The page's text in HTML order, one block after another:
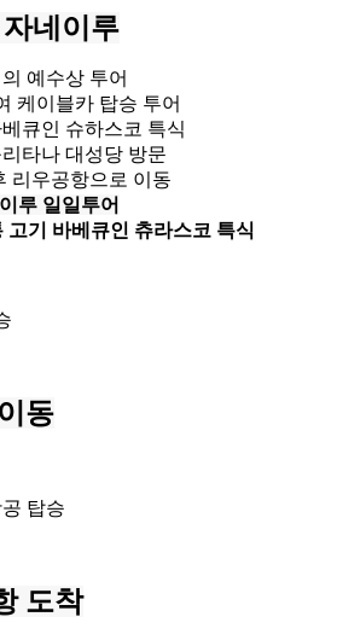
네이루
예수상 투어
케이블카 탑승 투어
큐인 슈하스코 특식
타나 대성당 방문
리우공항으로 이동
루 일일투어
기 바베큐인 츄라스코 특식
동
탑승
도착